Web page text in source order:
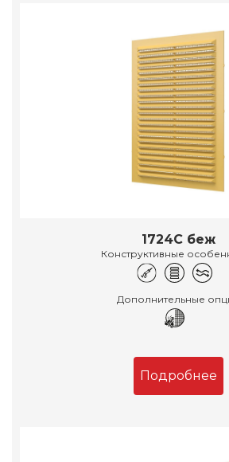
1724С беж
Конструктивные
Дополнительные
Подробнее